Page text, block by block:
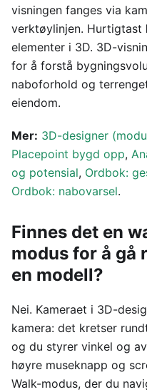
visningen fanges via
verktøylinjen. Hurtigtast
elementer i 3D. 3D-
for å forstå
naboforhold og
eiendom.
Mer: 3D-designer
Placepoint bygd opp,
og potensial, Ordbok:
Ordbok: nabovarsel.
Finnes det en
modus for å gå
en modell?
Nei. Kameraet i 3D-
kamera: det kretser
og du styrer vinkel og
høyre museknapp og
Walk-modus, der du